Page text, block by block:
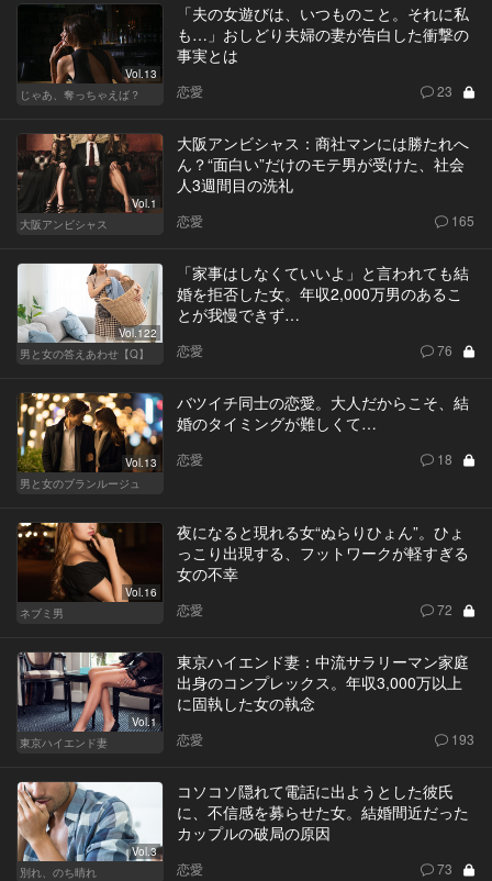
Vol.13
じゃあ、奪っちゃえば？
「夫の女遊びは、いつものこと。それに私
も…」おしどり夫婦の妻が告白した衝撃の
事実とは
恋愛 23
Vol.1
大阪アンビシャス
大阪アンビシャス：商社マンには勝たれへ
ん？“面白い”だけのモテ男が受けた、社会
人3週間目の洗礼
恋愛 165
Vol.122
男と女の答えあわせ【Q】
「家事はしなくていいよ」と言われても結
婚を拒否した女。年収2,000万男のあるこ
とが我慢できず…
恋愛 76
Vol.13
男と女のブランルージュ
バツイチ同士の恋愛。大人だからこそ、結
婚のタイミングが難しくて…
恋愛 18
Vol.16
ネブミ男
夜になると現れる女“ぬらりひょん”。ひょ
っこり出現する、フットワークが軽すぎる
女の不幸
恋愛 72
Vol.1
東京ハイエンド妻
東京ハイエンド妻：中流サラリーマン家庭
出身のコンプレックス。年収3,000万以上
に固執した女の執念
恋愛 193
Vol.3
別れ、のち晴れ
コソコソ隠れて電話に出ようとした彼氏
に、不信感を募らせた女。結婚間近だった
カップルの破局の原因
恋愛 73